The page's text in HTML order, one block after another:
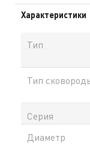
Характеристики
Тип
Тип
Серия
Диаметр